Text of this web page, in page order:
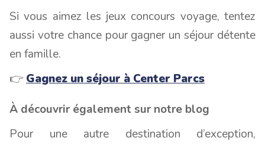
Si vous aimez les jeux concours voyage, tentez
aussi votre chance pour gagner un séjour détente
en famille.
👉 Gagnez un séjour à Center Parcs
À découvrir également sur notre blog
Pour une autre destination d’exception,